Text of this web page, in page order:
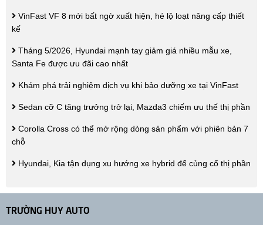
VinFast VF 8 mới bất ngờ xuất hiện, hé lộ loạt nâng cấp thiết
kế
Tháng 5/2026, Hyundai mạnh tay giảm giá nhiều mẫu xe,
Santa Fe được ưu đãi cao nhất
Khám phá trải nghiệm dịch vụ khi bảo dưỡng xe tại VinFast
Sedan cỡ C tăng trưởng trở lại, Mazda3 chiếm ưu thế thị phần
Corolla Cross có thể mở rộng dòng sản phẩm với phiên bản 7
chỗ
Hyundai, Kia tận dụng xu hướng xe hybrid để củng cố thị phần
TRƯỜNG HUY AUTO